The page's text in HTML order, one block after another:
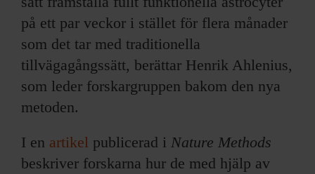
på ett par veckor i stället för flera månader
som det tar med traditionella
tillvägagångssätt, berättar Henrik Ahlenius,
som leder forskargruppen bakom den nya
metoden.
I en artikel publicerad i Nature Methods
beskriver forskarna hur de med hjälp av